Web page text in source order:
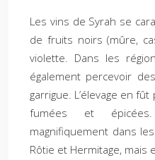
Les vins de Syrah se
de fruits noirs (mûre,
violette. Dans les
également percevoir
garrigue. L’élevage en
fumées et
magnifiquement dans
Rôtie et Hermitage, mais